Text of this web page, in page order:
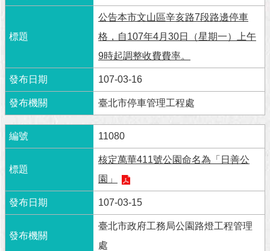
公告本市文山區辛亥路7段路邊停車
格，自107年4月30日（星期一）上午
9時起調整收費費率。
107-03-16
臺北市停車管理工程處
11080
核定萬華411號公園命名為「日善公
園」
107-03-15
臺北市政府工務局公園路燈工程管理
處